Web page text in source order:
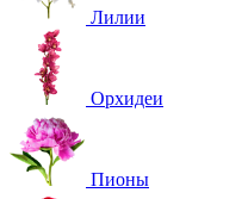
Лилии
Орхидеи
Пионы